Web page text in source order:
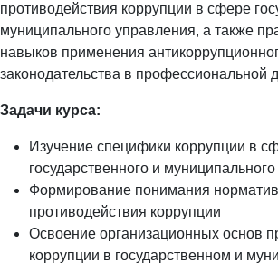
противодействия коррупции в сфере
муниципального управления, а также
навыков применения
законодательства в профессиональной
Задачи курса:
Изучение специфики коррупции в
государственного и
Формирование понимания
противодействия коррупции
Освоение организационных основ
коррупции в государственном и